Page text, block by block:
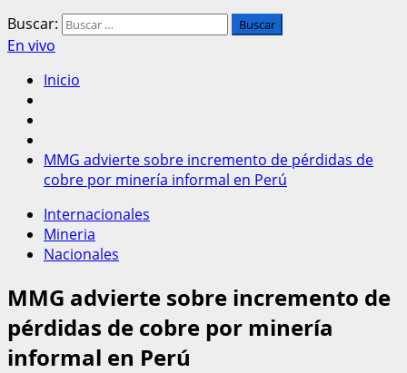
Buscar:
En vivo
Inicio
MMG advierte sobre incremento de pérdidas de
cobre por minería informal en Perú
Internacionales
Mineria
Nacionales
MMG advierte sobre incremento de
pérdidas de cobre por minería
informal en Perú